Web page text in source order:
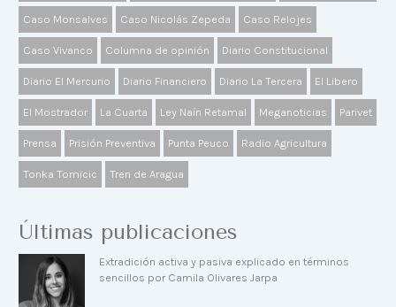
Caso Monsalves Caso Nicolás Zepeda Caso Relojes
Caso Vivanco Columna de opinión Diario Constitucional
Diario El Mercurio Diario Financiero Diario La Tercera El Libero
El Mostrador La Cuarta Ley Naín Retamal Meganoticias Parivet
Prensa Prisión Preventiva Punta Peuco Radio Agricultura
Tonka Tomicic Tren de Aragua
Últimas publicaciones
Extradición activa y pasiva explicado en términos
sencillos por Camila Olivares Jarpa